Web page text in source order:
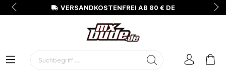
VERSANDKOSTENFREI AB 80 € DE